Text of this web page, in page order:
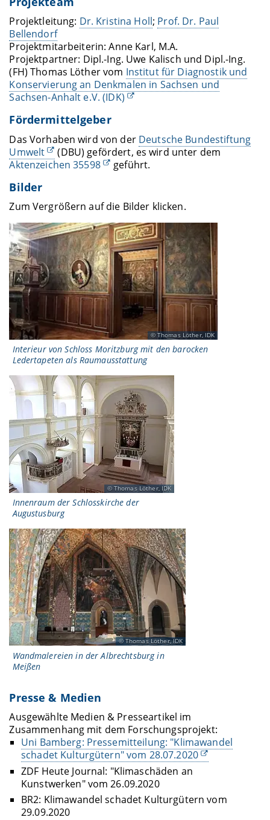
Projektleitung: Dr. Kristina Holl; Prof. Dr. Paul
Bellendorf
Projektmitarbeiterin: Anne Karl, M.A.
Projektpartner: Dipl.-Ing. Uwe Kalisch und Dipl.-Ing.
(FH) Thomas Löther vom Institut für Diagnostik und
Konservierung an Denkmalen in Sachsen und
Sachsen-Anhalt e.V. (IDK)
Fördermittelgeber
Das Vorhaben wird von der Deutsche Bundestiftung
Umwelt
(DBU) gefördert, es wird unter dem
Aktenzeichen 35598
geführt.
Bilder
Zum Vergrößern auf die Bilder klicken.
Thomas Löther, IDK
Interieur von Schloss Moritzburg mit den barocken
Ledertapeten als Raumausstattung
Thomas Löther, IDK
Innenraum der Schlosskirche der
Augustusburg
Thomas Löther, IDK
Wandmalereien in der Albrechtsburg in
Meißen
Presse & Medien
Ausgewählte Medien & Presseartikel im
Zusammenhang mit dem Forschungsprojekt:
Uni Bamberg: Pressemitteilung: "Klimawandel
schadet Kulturgütern" vom 28.07.2020
ZDF Heute Journal: "Klimaschäden an
Kunstwerken" vom 26.09.2020
BR2: Klimawandel schadet Kulturgütern vom
29.09.2020